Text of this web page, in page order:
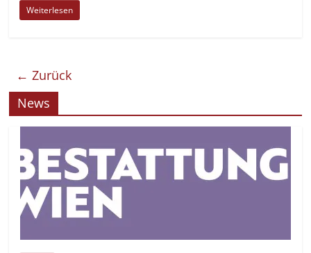
Weiterlesen
← Zurück
News